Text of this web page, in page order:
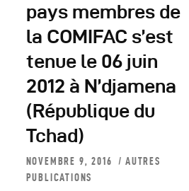
pays membres de
la COMIFAC s’est
tenue le 06 juin
2012 à N’djamena
(République du
Tchad)
NOVEMBRE 9, 2016
AUTRES
PUBLICATIONS